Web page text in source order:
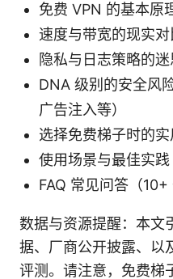
免费 VPN 的基本原
速度与带宽的现实对
隐私与日志策略的迷
DNA 级别的安全风
广告注入等）
选择免费梯子时的
使用场景与最佳实践
FAQ 常见问答（10+
数据与资源提醒：本文
据、厂商公开披露、以
评测。请注意，免费梯